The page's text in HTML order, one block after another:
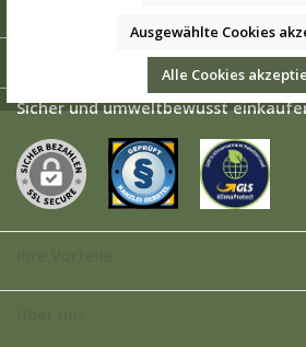
Sicher und umweltbewusst
Ausgewählte Cookies
Alle Cookies